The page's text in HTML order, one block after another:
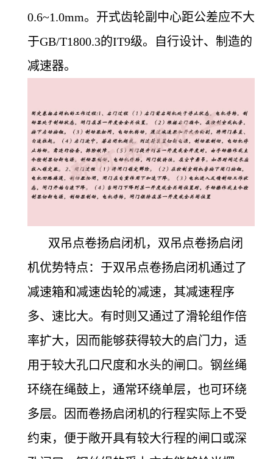
0.6~1.0mm。开式齿轮副中心距公差应不大
于GB/T1800.3的IT9级。自行设计、制造的
减速器。
双吊点卷扬启闭机，双吊点卷扬启闭
机优势特点：于双吊点卷扬启闭机通过了
减速箱和减速齿轮的减速，其减速程序
多、速比大。有时则又通过了滑轮组作倍
率扩大，因而能够获得较大的启门力，适
用于较大孔口尺度和水头的闸口。钢丝绳
环绕在绳鼓上，通常环绕单层，也可环绕
多层。因而卷扬启闭机的行程实际上不受
约束，便于敞开具有较大行程的闸口或深